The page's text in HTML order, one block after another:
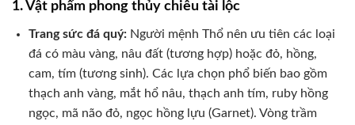
1. Vật phẩm phong thủy chiêu tài lộc
Trang sức đá quý:Người mệnh Thổ nên ưu tiên các loại
đá có màu vàng, nâu đất (tương hợp) hoặc đỏ, hồng,
cam, tím (tương sinh). Các lựa chọn phổ biến bao gồm
thạch anh vàng, mắt hổ nâu, thạch anh tím, ruby hồng
ngọc, mã não đỏ, ngọc hồng lựu (Garnet). Vòng trầm